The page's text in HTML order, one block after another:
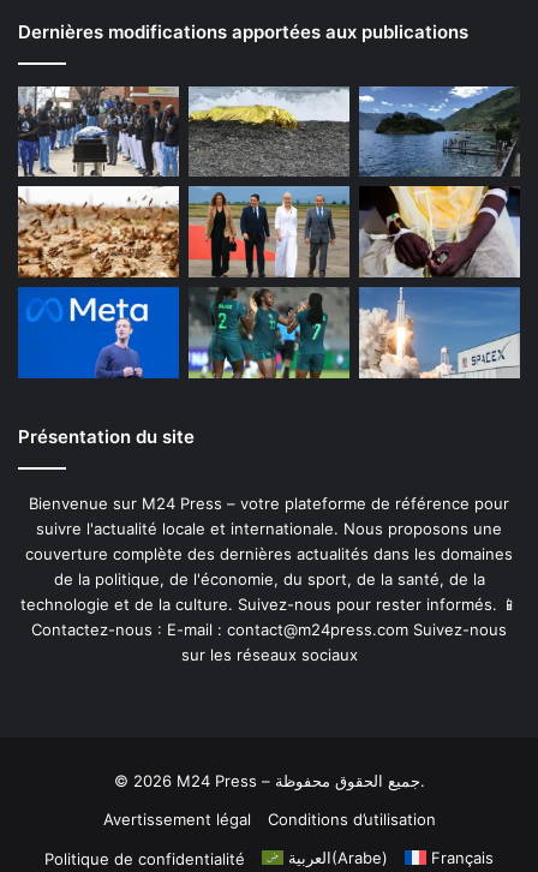
Dernières modifications apportées aux publications
Présentation du site
Bienvenue sur M24 Press – votre plateforme de référence pour
suivre l'actualité locale et internationale. Nous proposons une
couverture complète des dernières actualités dans les domaines
de la politique, de l'économie, du sport, de la santé, de la
technologie et de la culture. Suivez-nous pour rester informés. 📱
Contactez-nous : E-mail : contact@m24press.com Suivez-nous
sur les réseaux sociaux
© 2026 M24 Press – جميع الحقوق محفوظة.
Avertissement légal
Conditions d’utilisation
Politique de confidentialité العربية(Arabe) Français